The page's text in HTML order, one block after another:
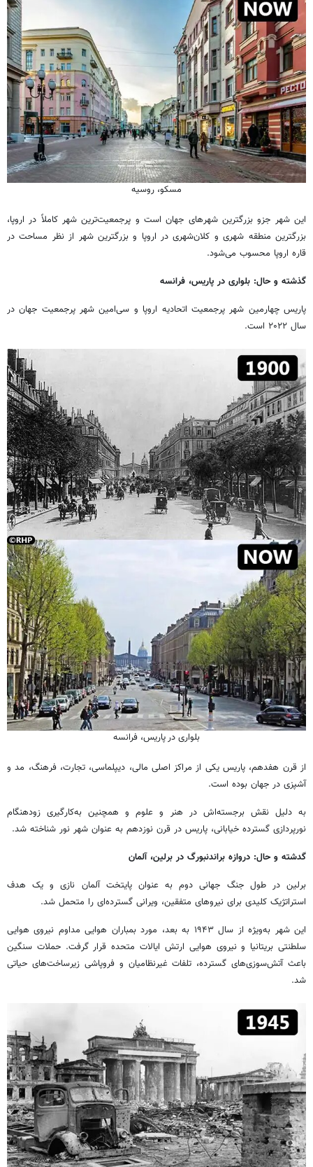
مسکو، روسیه
این شهر جزو بزرگترین شهرهای جهان است و پرجمعیت‌ترین شهر کاملاً در اروپا،
بزرگترین منطقه شهری و کلان‌شهری در اروپا و بزرگترین شهر از نظر مساحت در
قاره اروپا محسوب می‌شود.
گذشته و حال: بلواری در پاریس، فرانسه
پاریس چهارمین شهر پرجمعیت اتحادیه اروپا و سی‌امین شهر پرجمعیت جهان در
سال ۲۰۲۲ است.
بلواری در پاریس، فرانسه
از قرن هفدهم، پاریس یکی از مراکز اصلی مالی، دیپلماسی، تجارت، فرهنگ، مد و
آشپزی در جهان بوده است.
به دلیل نقش برجسته‌اش در هنر و علوم و همچنین به‌کارگیری زودهنگام
نورپردازی گسترده خیابانی، پاریس در قرن نوزدهم به عنوان شهر نور شناخته شد.
گدشته و حال: دروازه براندنبورگ در برلین، آلمان
برلین در طول جنگ جهانی دوم به عنوان پایتخت آلمان نازی و یک هدف
استراتژیک کلیدی برای نیروهای متفقین، ویرانی گسترده‌ای را متحمل شد.
این شهر به‌ویژه از سال ۱۹۴۳ به بعد، مورد بمباران هوایی مداوم نیروی هوایی
سلطنتی بریتانیا و نیروی هوایی ارتش ایالات متحده قرار گرفت. حملات سنگین
باعث آتش‌سوزی‌های گسترده، تلفات غیرنظامیان و فروپاشی زیرساخت‌های حیاتی
شد.